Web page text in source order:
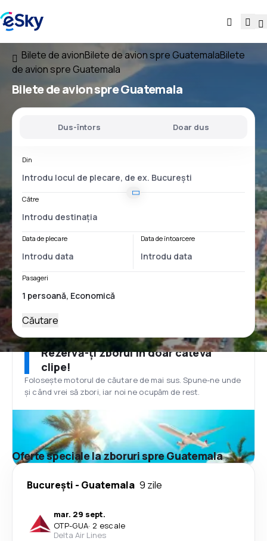
Bilete de avionBilete de avion spre GuatemalaBilete
de avion spre Guatemala
Bilete de avion spre Guatemala
Dus-întors Doar dus
Din
Către
Data de plecare Data de întoarcere
Pasageri
Căutare
Rezervă-ți zborul în doar câteva
clipe!
Folosește motorul de căutare de mai sus. Spune-ne unde
și când vrei să zbori, iar noi ne ocupăm de rest.
Oferte speciale la zboruri spre Guatemala
București - Guatemala 9 zile
mar. 29 sept.
OTP-GUA· 2 escale
Delta Air Lines